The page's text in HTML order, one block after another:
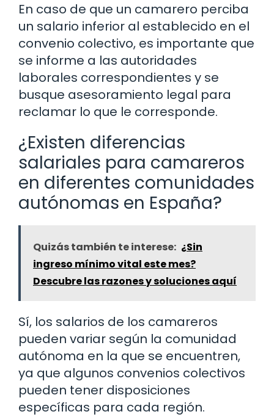
En caso de que un camarero perciba
un salario inferior al establecido en el
convenio colectivo, es importante que
se informe a las autoridades
laborales correspondientes y se
busque asesoramiento legal para
reclamar lo que le corresponde.
¿Existen diferencias
salariales para camareros
en diferentes comunidades
autónomas en España?
Quizás también te interese: ¿Sin
ingreso mínimo vital este mes?
Descubre las razones y soluciones aquí
Sí, los salarios de los camareros
pueden variar según la comunidad
autónoma en la que se encuentren,
ya que algunos convenios colectivos
pueden tener disposiciones
específicas para cada región.